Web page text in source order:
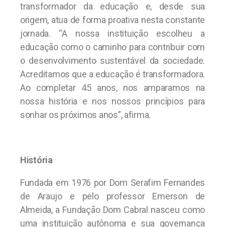
transformador da educação e, desde sua
origem, atua de forma proativa nesta constante
jornada. “A nossa instituição escolheu a
educação como o caminho para contribuir com
o desenvolvimento sustentável da sociedade.
Acreditamos que a educação é transformadora.
Ao completar 45 anos, nos amparamos na
nossa história e nos nossos princípios para
sonhar os próximos anos”, afirma.
História
Fundada em 1976 por Dom Serafim Fernandes
de Araujo e pelo professor Emerson de
Almeida, a Fundação Dom Cabral nasceu como
uma instituição autônoma e sua governança